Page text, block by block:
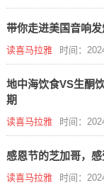
带你走进美国音响
读喜马拉雅 时间：
地中海饮食VS生酮
期
读喜马拉雅 时间：
感恩节的芝加哥，
读喜马拉雅 时间：